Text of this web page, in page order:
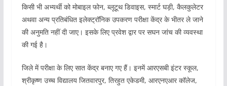
किसी भी अभ्यर्थी को मोबाइल फोन, ब्लूटूथ डिवाइस, स्मार्ट घड़ी, कैलकुलेटर
अथवा अन्य प्रतिबंधित इलेक्ट्रॉनिक उपकरण परीक्षा केंद्र के भीतर ले जाने
की अनुमति नहीं दी जाए। इसके लिए प्रवेश द्वार पर सघन जांच की व्यवस्था
की गई है।
जिले में परीक्षा के लिए सात केंद्र बनाए गए हैं। इनमें आरएसबी इंटर स्कूल,
श्रीकृष्ण उच्च विद्यालय जितवारपुर, तिरहुत एकेडमी, आरएनएआर कॉलेज,